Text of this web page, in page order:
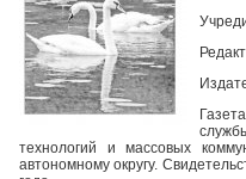
технологий и массовых
автономному округу.